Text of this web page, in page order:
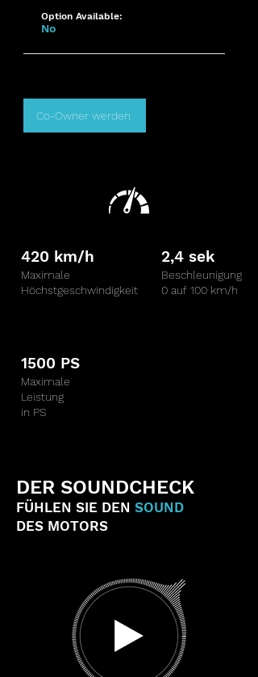
Option Available:
No
Co-Owner werden
420 km/h
Maximale
Höchstgeschwindigkeit
2,4 sek
Beschleunigung
0 auf 100 km/h
1500 PS
Maximale
Leistung
in PS
DER SOUNDCHECK
FÜHLEN SIE DEN SOUND
DES MOTORS